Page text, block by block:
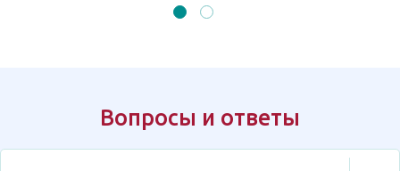
Вопросы и ответы